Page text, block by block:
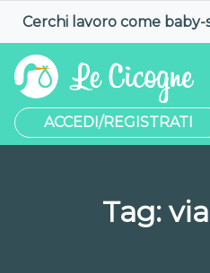
Cerchi lavoro come baby-
ACCEDI/REGISTRATI
Tag: